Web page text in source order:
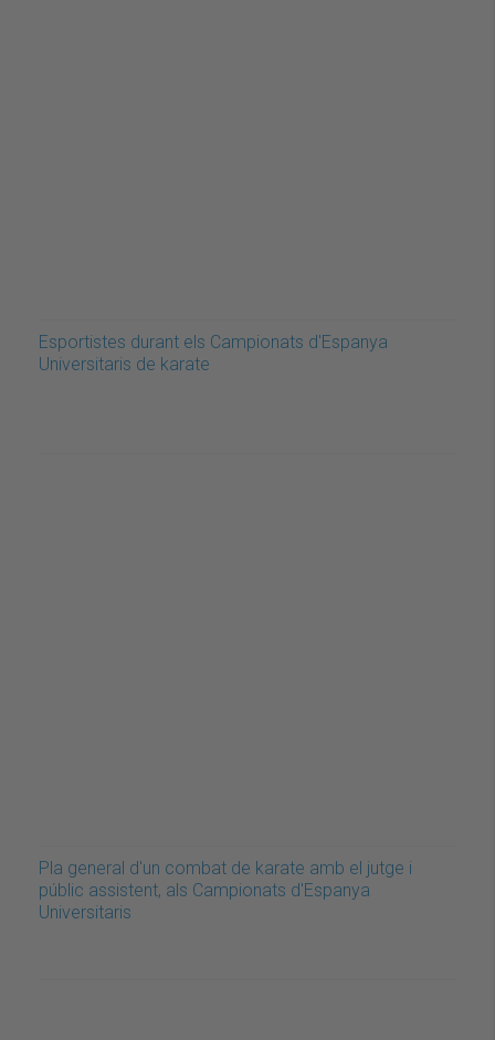
Esportistes durant els Campionats d'Espanya
Universitaris de karate
Pla general d'un combat de karate amb el jutge i
públic assistent, als Campionats d'Espanya
Universitaris